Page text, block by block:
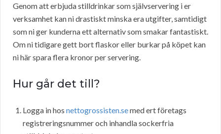
Genom att erbjuda stilldrinkar som självservering i er
verksamhet kan ni drastiskt minska era utgifter, samtidigt
som ni ger kunderna ett alternativ som smakar fantastiskt.
Om ni tidigare gett bort flaskor eller burkar på köpet kan
ni här spara flera kronor per servering.
Hur går det till?
Logga in hos nettogrossisten.semed ert företags
registreringsnummer och inhandla sockerfria